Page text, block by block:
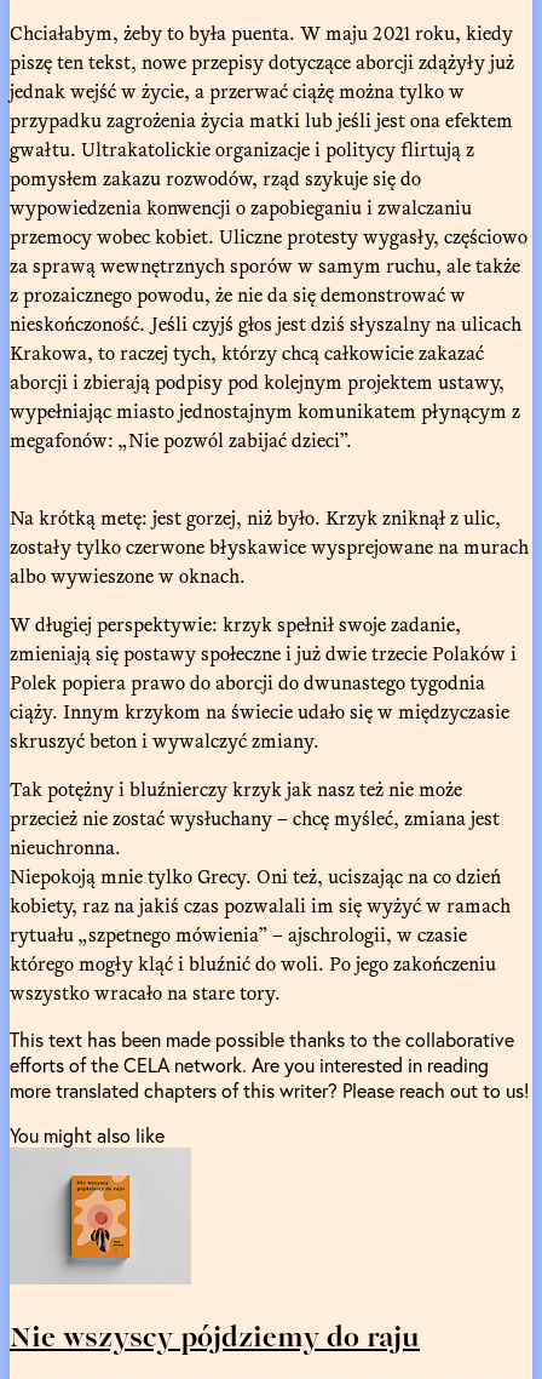
Chciałabym, żeby to była puenta. W maju 2021 roku, kiedy
piszę ten tekst, nowe przepisy dotyczące aborcji zdążyły już
jednak wejść w życie, a przerwać ciążę można tylko w
przypadku zagrożenia życia matki lub jeśli jest ona efektem
gwałtu. Ultrakatolickie organizacje i politycy flirtują z
pomysłem zakazu rozwodów, rząd szykuje się do
wypowiedzenia konwencji o zapobieganiu i zwalczaniu
przemocy wobec kobiet. Uliczne protesty wygasły, częściowo
za sprawą wewnętrznych sporów w samym ruchu, ale także
z prozaicznego powodu, że nie da się demonstrować w
nieskończoność. Jeśli czyjś głos jest dziś słyszalny na ulicach
Krakowa, to raczej tych, którzy chcą całkowicie zakazać
aborcji i zbierają podpisy pod kolejnym projektem ustawy,
wypełniając miasto jednostajnym komunikatem płynącym z
megafonów: „Nie pozwól zabijać dzieci”.
Na krótką metę: jest gorzej, niż było. Krzyk zniknął z ulic,
zostały tylko czerwone błyskawice wysprejowane na murach
albo wywieszone w oknach.
W długiej perspektywie: krzyk spełnił swoje zadanie,
zmieniają się postawy społeczne i już dwie trzecie Polaków i
Polek popiera prawo do aborcji do dwunastego tygodnia
ciąży. Innym krzykom na świecie udało się w międzyczasie
skruszyć beton i wywalczyć zmiany.
Tak potężny i bluźnierczy krzyk jak nasz też nie może
przecież nie zostać wysłuchany – chcę myśleć, zmiana jest
nieuchronna.
Niepokoją mnie tylko Grecy. Oni też, uciszając na co dzień
kobiety, raz na jakiś czas pozwalali im się wyżyć w ramach
rytuału „szpetnego mówienia” – ajschrologii, w czasie
którego mogły kląć i bluźnić do woli. Po jego zakończeniu
wszystko wracało na stare tory.
This text has been made possible thanks to the collaborative
efforts of the CELA network. Are you interested in reading
more translated chapters of this writer? Please reach out to us!
You might also like
Nie wszyscy pójdziemy do raju